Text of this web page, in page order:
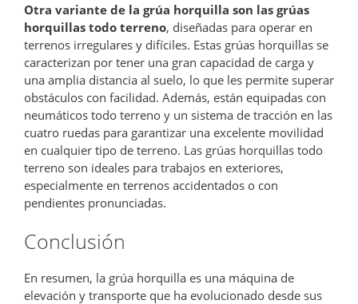
Otra variante de la grúa horquilla son las grúas
horquillas todo terreno, diseñadas para operar en
terrenos irregulares y difíciles. Estas grúas horquillas se
caracterizan por tener una gran capacidad de carga y
una amplia distancia al suelo, lo que les permite superar
obstáculos con facilidad. Además, están equipadas con
neumáticos todo terreno y un sistema de tracción en las
cuatro ruedas para garantizar una excelente movilidad
en cualquier tipo de terreno. Las grúas horquillas todo
terreno son ideales para trabajos en exteriores,
especialmente en terrenos accidentados o con
pendientes pronunciadas.
Conclusión
En resumen, la grúa horquilla es una máquina de
elevación y transporte que ha evolucionado desde sus